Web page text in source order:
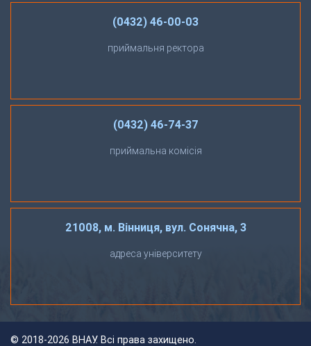
(0432) 46-00-03
приймальня ректора
(0432) 46-74-37
приймальна комісія
21008, м. Вінниця, вул. Сонячна, 3
адреса університету
© 2018-2026 ВНАУ. Всі права захищено.